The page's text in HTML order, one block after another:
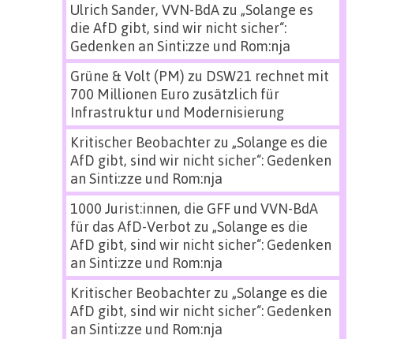
Ulrich Sander, VVN-BdAzu „Solange es
die AfD gibt, sind wir nicht sicher“:
Gedenken an Sinti:zze und Rom:nja
Grüne & Volt (PM) zu DSW21 rechnet mit
700 Millionen Euro zusätzlich für
Infrastruktur und Modernisierung
Kritischer Beobachterzu „Solange es die
AfD gibt, sind wir nicht sicher“: Gedenken
an Sinti:zze und Rom:nja
1000 Jurist:innen, die GFF und VVN-BdA
für das AfD-Verbot zu „Solange es die
AfD gibt, sind wir nicht sicher“: Gedenken
an Sinti:zze und Rom:nja
Kritischer Beobachterzu „Solange es die
AfD gibt, sind wir nicht sicher“: Gedenken
an Sinti:zze und Rom:nja